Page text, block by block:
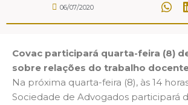
06/07/2020
Covac participará quarta-feira (8)
sobre relações do trabalho
Na próxima quarta-feira (8), às 14
Sociedade de Advogados participará